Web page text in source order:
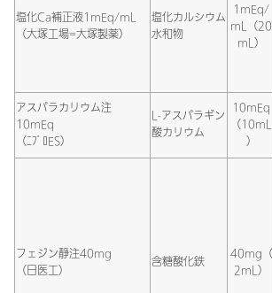
塩化Ca補正液1mEq/mL
（大塚工場=大塚製薬）
塩化カルシウム
水和物
1mEq/
mL（20
mL）
アスパラカリウム注
10mEq
（ﾆﾌﾟﾛES）
L-アスパラギン
酸カリウム
10mEq
（10mL
）
フェジン静注40mg
（日医工）
含糖酸化鉄
40mg（
2mL）